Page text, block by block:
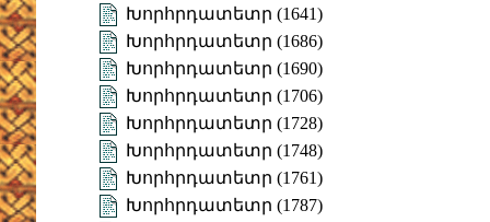
Խորհրդատետր (1641)
Խորհրդատետր (1686)
Խորհրդատետր (1690)
Խորհրդատետր (1706)
Խորհրդատետր (1728)
Խորհրդատետր (1748)
Խորհրդատետր (1761)
Խորհրդատետր (1787)